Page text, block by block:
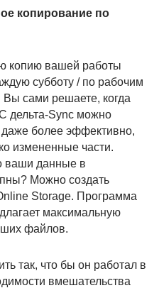
копирование по
копию вашей работы
субботу / по рабочим
Вы сами решаете, когда
дельта-Sync можно
даже более эффективно,
измененные части.
ваши данные в
Можно создать
Storage. Программа
максимальную
файлов.
так, что бы он работал в
вмешательства